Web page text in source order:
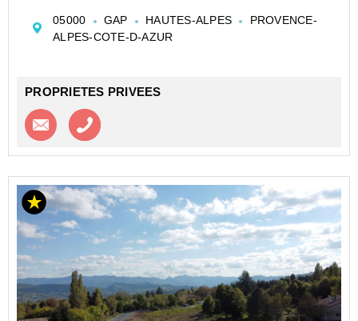
Découvrez ce terrain constructible situé dans un
lotissement de 9 lots, au sein d'un secteur calme...
05000 GAP HAUTES-ALPES
PROVENCE-
ALPES-COTE-D-AZUR
PROPRIETES PRIVEES
Contacter l'agence